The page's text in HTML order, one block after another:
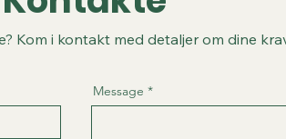
Kom i kontakt med detaljer om dine
Message